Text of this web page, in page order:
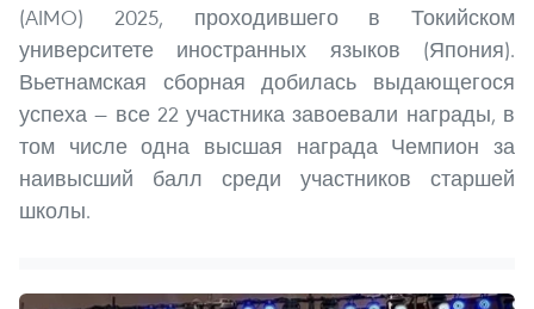
(AIMO) 2025, проходившего в Токийском
университете иностранных языков (Япония).
Вьетнамская сборная добилась выдающегося
успеха — все 22 участника завоевали награды, в
том числе одна высшая награда Чемпион за
наивысший балл среди участников старшей
школы.